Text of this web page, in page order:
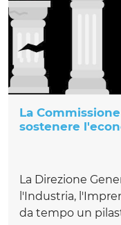
La
sostenere
La Direzione
l'Industria,
da tempo un